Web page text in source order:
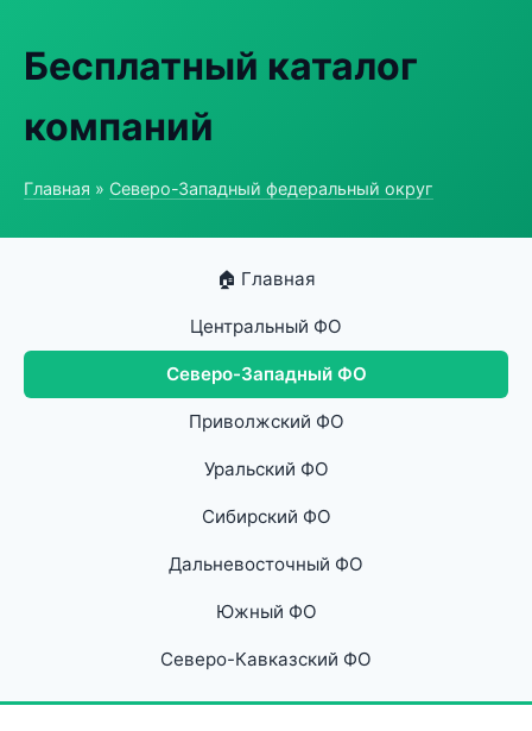
Бесплатный каталог
компаний
Главная » Северо-Западный федеральный округ
🏠 Главная
Центральный ФО
Северо-Западный ФО
Приволжский ФО
Уральский ФО
Сибирский ФО
Дальневосточный ФО
Южный ФО
Северо-Кавказский ФО